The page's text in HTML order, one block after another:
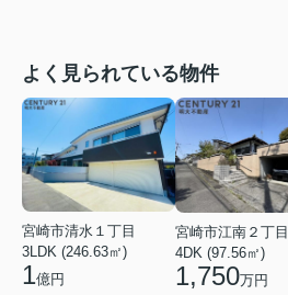
よく見られている物件
宮崎市清水１丁目
3LDK (246.63㎡)
1億円
宮崎市江南２丁目
4DK (97.56㎡)
1,750万円